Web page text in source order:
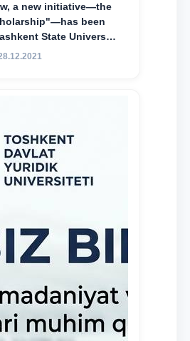
a new initiative—the
been
State University
talented, active,